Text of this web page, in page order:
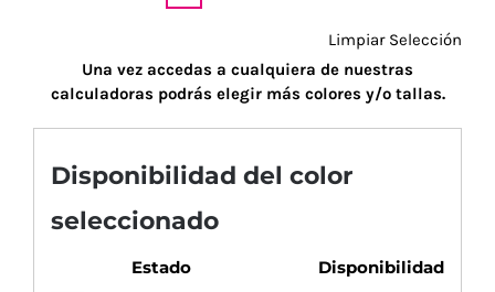
Limpiar Selección
Una vez accedas a cualquiera de nuestras
calculadoras podrás elegir más colores y/o tallas.
Disponibilidad del color
seleccionado
Estado Disponibilidad